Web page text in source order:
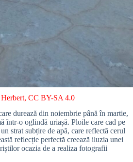
, CC BY-SA 4.0
durează din noiembrie până în martie,
într-o oglindă uriașă. Ploile care cad pe
strat subțire de apă, care reflectă cerul
reflecție perfectă creează iluzia unei
ocazia de a realiza fotografii